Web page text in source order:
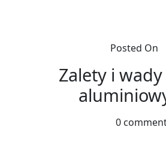
Posted On
Zalety i
0